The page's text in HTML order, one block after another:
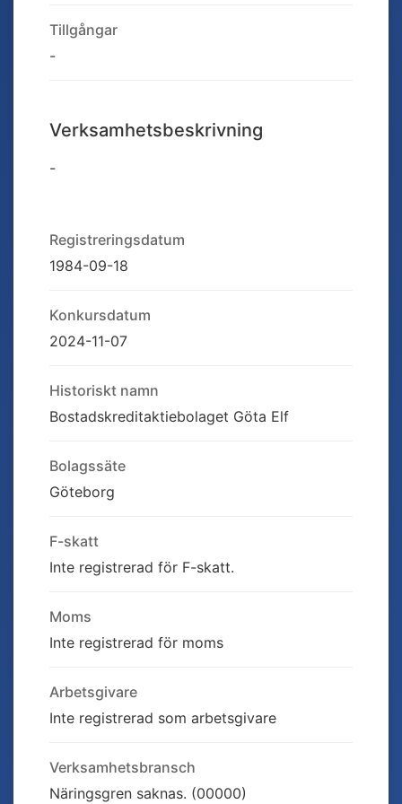
Tillgångar
-
Verksamhetsbeskrivning
-
Registreringsdatum
1984-09-18
Konkursdatum
2024-11-07
Historiskt namn
Bostadskreditaktiebolaget Göta Elf
Bolagssäte
Göteborg
F-skatt
Inte registrerad för F-skatt.
Moms
Inte registrerad för moms
Arbetsgivare
Inte registrerad som arbetsgivare
Verksamhetsbransch
Näringsgren saknas. (00000)